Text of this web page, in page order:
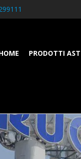
PRODOTTI AST